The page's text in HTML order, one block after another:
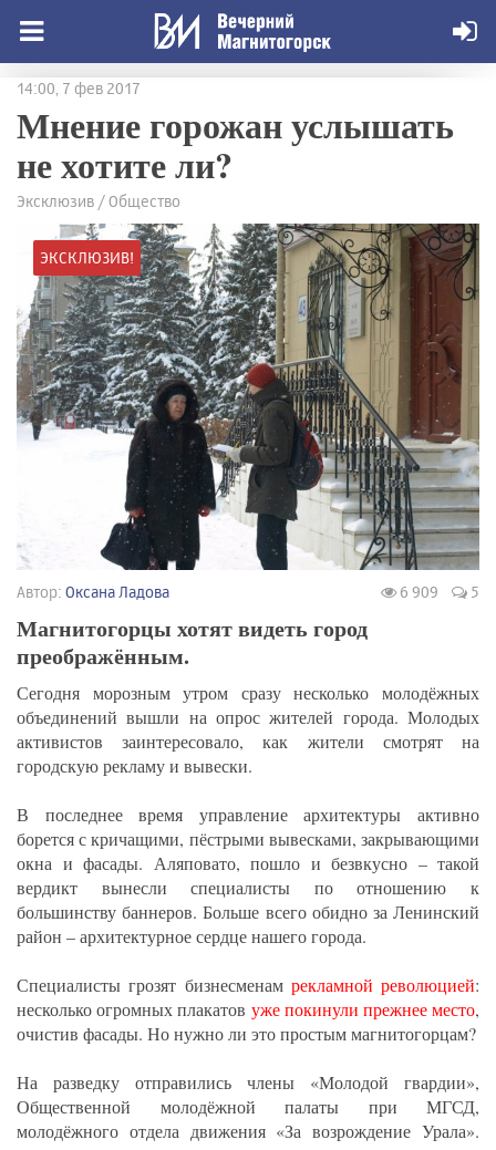
14:00, 7 фев 2017
Мнение горожан услышать
не хотите ли?
Эксклюзив / Общество
ЭКСКЛЮЗИВ!
Автор: Оксана Ладова 6 909 5
Магнитогорцы хотят видеть город
преображённым.
Сегодня морозным утром сразу несколько молодёжных
объединений вышли на опрос жителей города. Молодых
активистов заинтересовало, как жители смотрят на
городскую рекламу и вывески.
В последнее время управление архитектуры активно
борется с кричащими, пёстрыми вывесками, закрывающими
окна и фасады. Аляповато, пошло и безвкусно – такой
вердикт вынесли специалисты по отношению к
большинству баннеров. Больше всего обидно за Ленинский
район – архитектурное сердце нашего города.
Специалисты грозят бизнесменам рекламной революцией:
несколько огромных плакатов уже покинули прежнее место,
очистив фасады. Но нужно ли это простым магнитогорцам?
На разведку отправились члены «Молодой гвардии»,
Общественной молодёжной палаты при МГСД,
молодёжного отдела движения «За возрождение Урала».